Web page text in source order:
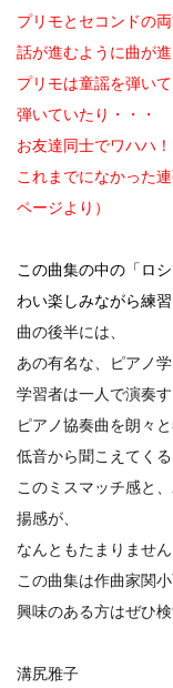
プリモとセコンドの
話が進むように曲が進
プリモは童謡を弾い
弾いていたり・・・
お友達同士でワハハ
これまでになかった
ページより）
この曲集の中の「ロ
わい楽しみながら練習
曲の後半には、
あの有名な、ピアノ
学習者は一人で演奏
ピアノ協奏曲を朗々
低音から聞こえてく
このミスマッチ感と
揚感が、
なんともたまりません
この曲集は作曲家関
興味のある方はぜひ
溝尻雅子